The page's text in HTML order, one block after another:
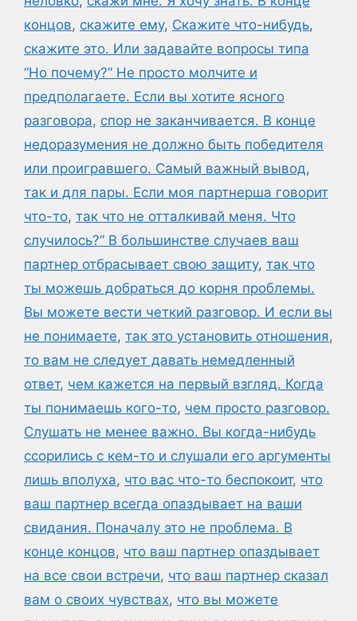
концов, скажите ему, Скажите что-нибудь,
скажите это. Или задавайте вопросы типа
“Но почему?” Не просто молчите и
предполагаете. Если вы хотите ясного
разговора, спор не заканчивается. В конце
недоразумения не должно быть победителя
или проигравшего. Самый важный вывод,
так и для пары. Если моя партнерша говорит
что-то, так что не отталкивай меня. Что
случилось?” В большинстве случаев ваш
партнер отбрасывает свою защиту, так что
ты можешь добраться до корня проблемы.
Вы можете вести четкий разговор. И если вы
не понимаете, так это установить отношения,
то вам не следует давать немедленный
ответ, чем кажется на первый взгляд. Когда
ты понимаешь кого-то, чем просто разговор.
Слушать не менее важно. Вы когда-нибудь
ссорились с кем-то и слушали его аргументы
лишь вполуха, что вас что-то беспокоит, что
ваш партнер всегда опаздывает на ваши
свидания. Поначалу это не проблема. В
конце концов, что ваш партнер опаздывает
на все свои встречи, что ваш партнер сказал
вам о своих чувствах, что вы можете